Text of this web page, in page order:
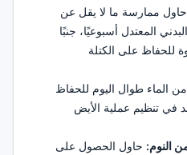
حاول ممارسة ما لا يقل عن
المعتدل أسبوعيًا، جنبًا
للحفاظ على الكتلة
الماء طوال اليوم للحفاظ
في تنظيم عملية الأيض
النوم: حاول الحصول على